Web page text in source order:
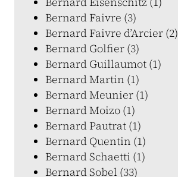
Bernard Faivre (3)
Bernard Faivre d’Arcier (2)
Bernard Golfier (3)
Bernard Guillaumot (1)
Bernard Martin (1)
Bernard Meunier (1)
Bernard Moizo (1)
Bernard Pautrat (1)
Bernard Quentin (1)
Bernard Schaetti (1)
Bernard Sobel (33)